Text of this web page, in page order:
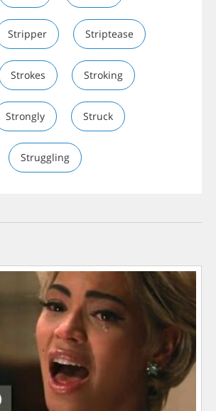
Stripper Striptease
Strokes Stroking
Strongly Struck
Struggling